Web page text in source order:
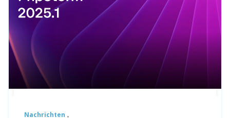
Nachrichten